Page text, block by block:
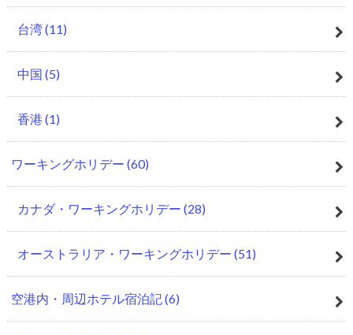
台湾(11)
中国 (5)
香港 (1)
ワーキングホリデー (60)
カナダ・ワーキングホリデー (28)
オーストラリア・ワーキングホリデー (51)
空港内・周辺ホテル宿泊記(6)